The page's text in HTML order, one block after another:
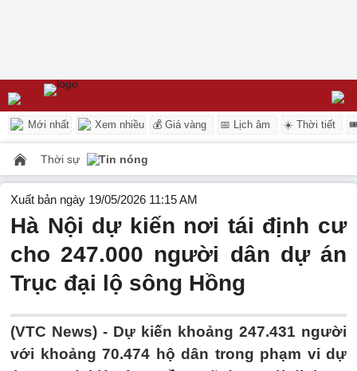
Mới nhất Xem nhiều 💰 Giá vàng 📅 Lịch âm ☀️ Thời tiết
Thời sự Tin nóng
Xuất bản ngày 19/05/2026 11:15 AM
Hà Nội dự kiến nơi tái định cư
cho 247.000 người dân dự án
Trục đại lộ sông Hồng
(VTC News) - Dự kiến khoảng 247.431 người
với khoảng 70.474 hộ dân trong phạm vi dự